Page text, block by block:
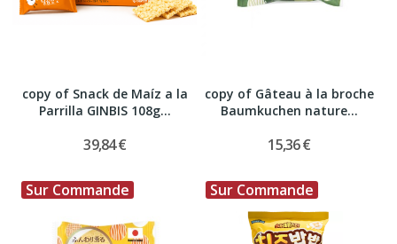
copy of Snack de Maíz a la
Parrilla GINBIS 108g...
39,84 €
copy of Gâteau à la broche
Baumkuchen nature...
15,36 €
Sur Commande Sur Commande